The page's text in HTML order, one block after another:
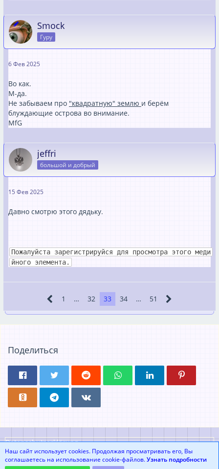
Smock
Гуру
6 Фев 2025
Во как.
М-да.
Не забываем про "квадратную" землю и берём
блуждающие острова во внимание.
MfG
jeffri
большой и добрый
15 Фев 2025
Давно смотрю этого дядьку.
Пожалуйста зарегистрируйся для просмотра этого меди
йного элемента.
1 … 32 33 34 … 51
Поделиться
Datenschutzerklärung
Наш сайт использует cookies. Продолжая просматривать его, Вы
соглашаетесь на использование cookie-файлов.Узнать подробности